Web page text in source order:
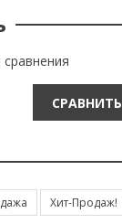
СРАВНИТЬ
Хит-Продаж!